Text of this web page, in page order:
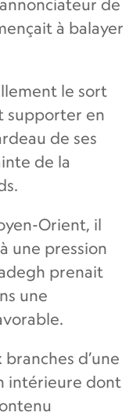
de
à balayer
le sort
supporter en
de ses
de la
Orient, il
une pression
prenait
une
d’une
intérieure dont